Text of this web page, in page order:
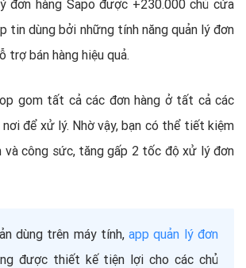
đơn hàng Sapo được +230.000 chủ cửa
tin dùng bởi những tính năng quản lý đơn
trợ bán hàng hiệu quả.
gom tất cả các đơn hàng ở tất cả các
để xử lý. Nhờ vậy, bạn có thể tiết kiệm
và công sức, tăng gấp 2 tốc độ xử lý đơn
dùng trên máy tính,app quản lý đơn
được thiết kế tiện lợi cho các chủ